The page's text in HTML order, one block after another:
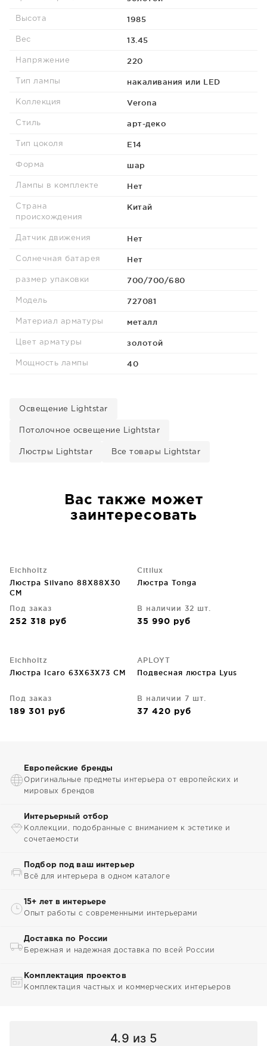
Высота 1985
Вес 13.45
Напряжение 220
Тип лампы накаливания или LED
Коллекция Verona
Стиль арт-деко
Тип цоколя E14
Форма шар
Лампы в комплекте Нет
Страна
происхождения
Китай
Датчик движения Нет
Солнечная батарея Нет
размер упаковки 700/700/680
Модель 727081
Материал арматуры металл
Цвет арматуры золотой
Мощность лампы 40
Освещение Lightstar
Потолочное освещение Lightstar
Люстры Lightstar Все товары Lightstar
Вас также может
заинтересовать
Eichholtz
Люстра Silvano 88X88X30
CM
Под заказ
252 318 руб
Citilux
Люстра Tonga
В наличии 32 шт.
35 990 руб
Eichholtz
Люстра Icaro 63X63X73 CM
Под заказ
189 301 руб
APLOYT
Подвесная люстра Lyus
В наличии 7 шт.
37 420 руб
Европейские бренды
Оригинальные предметы интерьера от европейских и
мировых брендов
Интерьерный отбор
Коллекции, подобранные с вниманием к эстетике и
сочетаемости
Подбор под ваш интерьер
Всё для интерьера в одном каталоге
15+ лет в интерьере
Опыт работы с современными интерьерами
Доставка по России
Бережная и надежная доставка по всей России
Комплектация проектов
Комплектация частных и коммерческих интерьеров
4.9 из 5